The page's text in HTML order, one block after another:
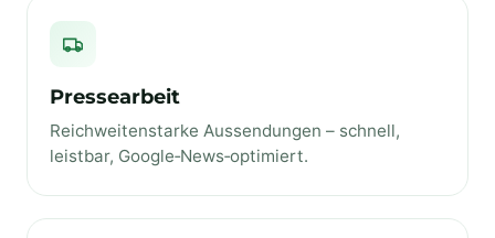
Pressearbeit
Reichweitenstarke Aussendungen – schnell,
leistbar, Google‑News‑optimiert.